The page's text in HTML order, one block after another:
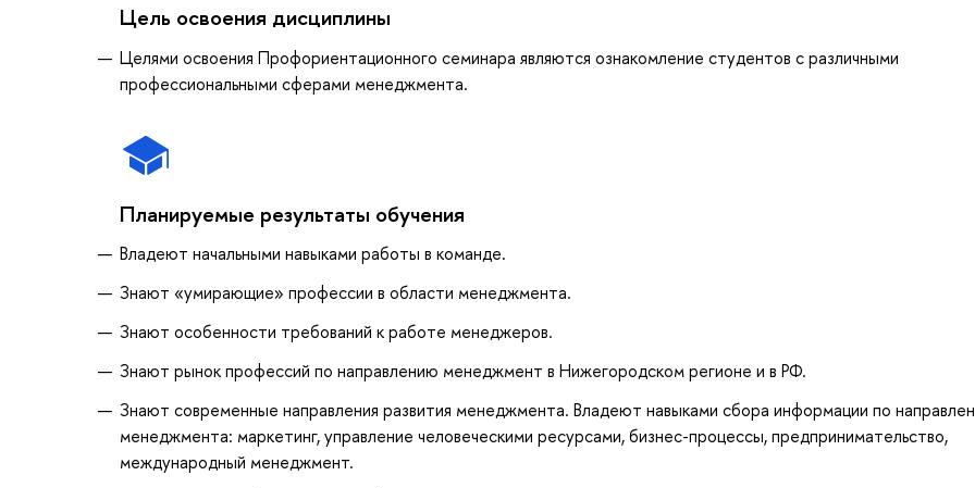
Цель освоения дисциплины
Целями освоения Профориентационного семинара являются ознакомление студентов с различными
профессиональными сферами менеджмента.
Планируемые результаты обучения
Владеют начальными навыками работы в команде.
Знают «умирающие» профессии в области менеджмента.
Знают особенности требований к работе менеджеров.
Знают рынок профессий по направлению менеджмент в Нижегородском регионе и в РФ.
Знают современные направления развития менеджмента. Владеют навыками сбора информации по
менеджмента: маркетинг, управление человеческими ресурсами, бизнес-процессы, предпринимательство,
международный менеджмент.